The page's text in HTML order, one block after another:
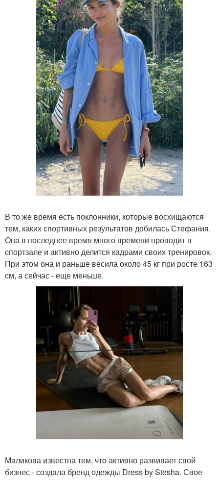
В то же время есть поклонники, которые восхищаются
тем, каких спортивных результатов добилась Стефания.
Она в последнее время много времени проводит в
спортзале и активно делится кадрами своих тренировок.
При этом она и раньше весила около 45 кг при росте 163
см, а сейчас - еще меньше.
Маликова известна тем, что активно развивает свой
бизнес - создала бренд одежды Dress by Stesha. Свое